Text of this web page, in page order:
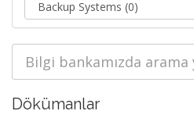
Dökümanlar